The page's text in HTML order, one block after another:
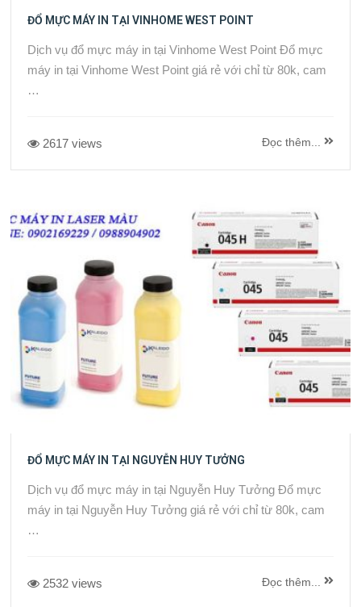
ĐỔ MỰC MÁY IN TẠI VINHOME WEST POINT
Dịch vụ đổ mực máy in tại Vinhome West Point Đổ mực
máy in tại Vinhome West Point giá rẻ với chỉ từ 80k, cam
…
2617 views Đọc thêm...
ĐỔ MỰC MÁY IN TẠI NGUYỄN HUY TƯỞNG
Dịch vụ đổ mực máy in tại Nguyễn Huy Tưởng Đổ mực
máy in tại Nguyễn Huy Tưởng giá rẻ với chỉ từ 80k, cam
…
2532 views Đọc thêm...